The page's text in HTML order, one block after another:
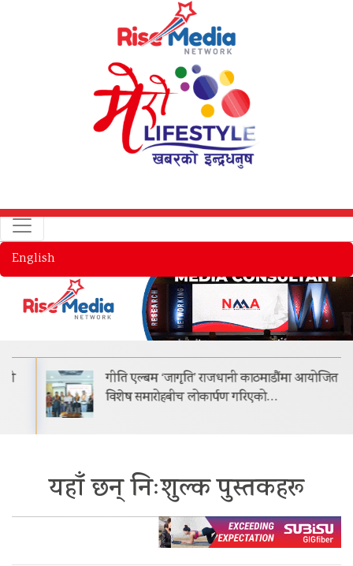
English
गीति एल्बम ‘जागृति’ राजधानी काठमाडौंमा आयोजित
विशेष समारोहबीच लोकार्पण गरिएको…
यहाँ छन् निःशुल्क पुस्तकहरू